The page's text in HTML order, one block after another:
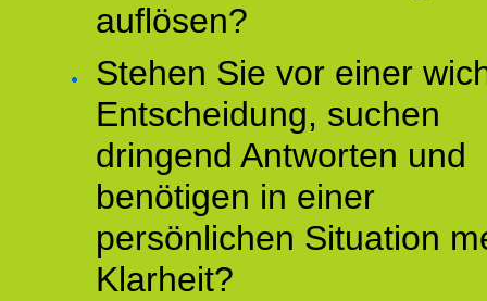
auflösen?
Stehen Sie vor einer
Entscheidung, suchen
dringend Antworten und
benötigen in einer
persönlichen Situation
Klarheit?